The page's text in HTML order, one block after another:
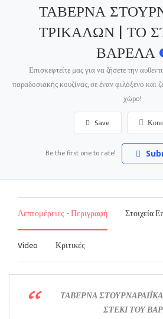
ΤΑΒΕΡΝΑ
ΤΡΙΚΑΛΩΝ | ΤΟ
ΒΑΡΕΛΑ
Επισκεφτείτε μας για να ζήσετε την
παραδοσιακής κουζίνας, σε έναν φιλόξενο και
χώρο!
Save
Be the first one to rate!
Λεπτομέρειες - Περιγραφή Στοιχεία
Video Κριτικές
ΤΑΒΕΡΝΑ
ΣΤΕΚΙ ΤΟΥ